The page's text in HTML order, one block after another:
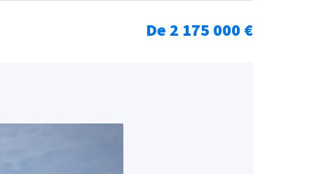
De 2 175 000 €